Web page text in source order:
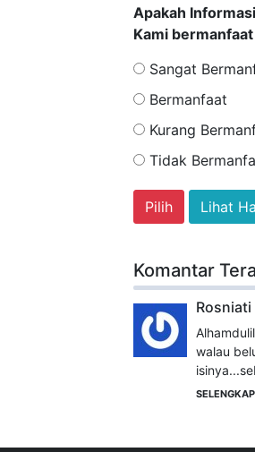
Apakah
Kami
Sangat
Bermanfaat
Kurang
Tidak
Lihat
Komantar
Rosniati
walau